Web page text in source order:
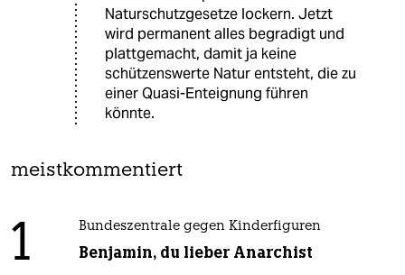
Naturschutzgesetze lockern. Jetzt
wird permanent alles begradigt und
plattgemacht, damit ja keine
schützenswerte Natur entsteht, die zu
einer Quasi-Enteignung führen
könnte.
meistkommentiert
1 Bundeszentrale gegen Kinderfiguren
Benjamin, du lieber Anarchist